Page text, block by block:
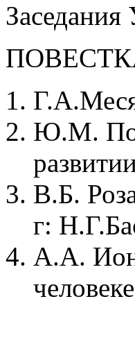
Заседания
Ю.М.
В.Б.
г:
А.А.